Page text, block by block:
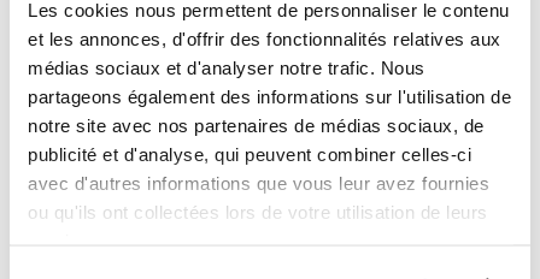
Les cookies nous permettent de personnaliser le contenu
et les annonces, d'offrir des fonctionnalités relatives aux
médias sociaux et d'analyser notre trafic. Nous
partageons également des informations sur l'utilisation de
notre site avec nos partenaires de médias sociaux, de
publicité et d'analyse, qui peuvent combiner celles-ci
avec d'autres informations que vous leur avez fournies
ou qu'ils ont collectées lors de votre utilisation de leurs
gasoil 150
l/min
pour enrouleur
AdBlue 8 m